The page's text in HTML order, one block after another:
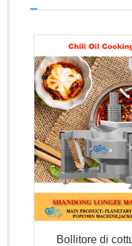
Bollitore di